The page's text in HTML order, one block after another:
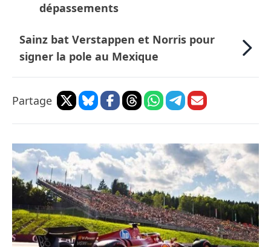
dépassements
Sainz bat Verstappen et Norris pour
signer la pole au Mexique
Partage